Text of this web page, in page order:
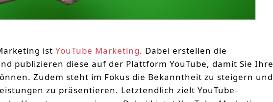
istYouTube Marketing. Dabei erstellen die
publizieren diese auf der Plattform YouTube, damit Sie Ihre
Zudem steht im Fokus die Bekanntheit zu steigern und
zu präsentieren. Letztendlich zielt YouTube-